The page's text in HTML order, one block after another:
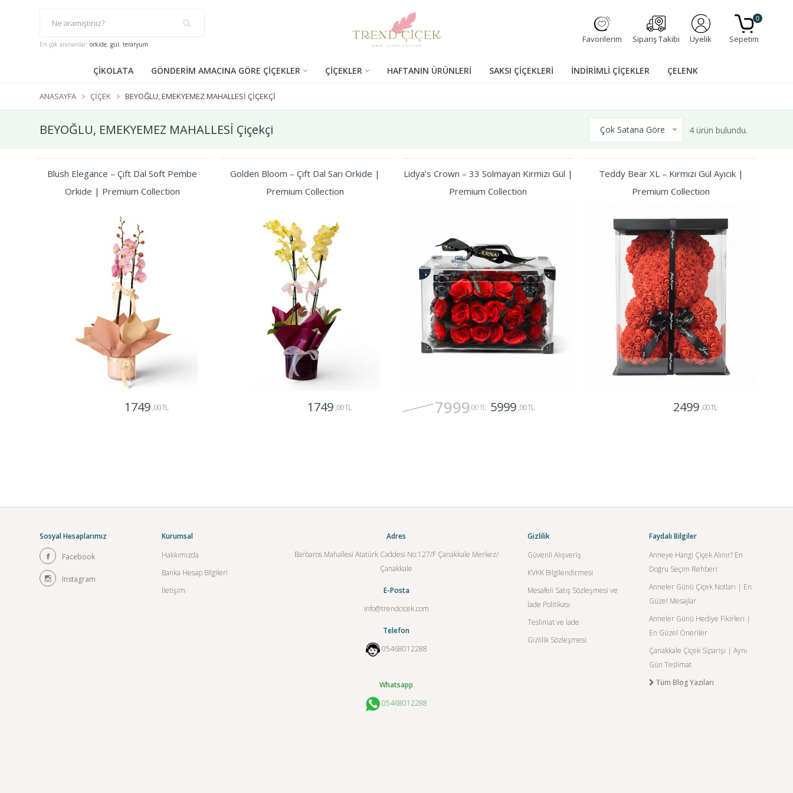
En çok arananlar: orkide, gül, teraryum Favorilerim Sipariş Takibi Üyelik Sepetim
0
ÇİKOLATA GÖNDERİM AMACINA GÖRE ÇİÇEKLER ÇİÇEKLER HAFTANIN ÜRÜNLERİ SAKSI ÇİÇEKLERİ İNDİRİMLİ ÇİÇEKLER ÇELENK
ANASAYFA ÇIÇEK BEYOĞLU, EMEKYEMEZ MAHALLESİ ÇIÇEKÇI
BEYOĞLU, EMEKYEMEZ MAHALLESİ Çiçekçi Çok Satana Göre 4 ürün bulundu.
Blush Elegance – Çift Dal Soft Pembe
Orkide | Premium Collection
1749 ,00 TL
Golden Bloom – Çift Dal Sarı Orkide |
Premium Collection
1749 ,00 TL
Lidya’s Crown – 33 Solmayan Kırmızı Gül |
Premium Collection
7999,00 TL 5999 ,00 TL
Teddy Bear XL – Kırmızı Gül Ayıcık |
Premium Collection
2499 ,00 TL
Sosyal Hesaplarımız
Facebook
Instagram
Kurumsal
Hakkımızda
Banka Hesap Bilgileri
İletişim
Adres
Barbaros Mahallesi Atatürk Caddesi No:127/F Çanakkale Merkez/
Çanakkale
E-Posta
info@trendcicek.com
Telefon
05468012288
Whatsapp
05468012288
Gizlilik
Güvenli Alışveriş
KVKK Bilgilendirmesi
Mesafeli Satış Sözleşmesi ve
İade Politikası
Teslimat ve İade
Gizlilik Sözleşmesi
Faydalı Bilgiler
Anneye Hangi Çiçek Alınır? En
Doğru Seçim Rehberi
Anneler Günü Çiçek Notları | En
Güzel Mesajlar
Anneler Günü Hediye Fikirleri |
En Güzel Öneriler
Çanakkale Çiçek Siparişi | Aynı
Gün Teslimat
Tüm Blog Yazıları